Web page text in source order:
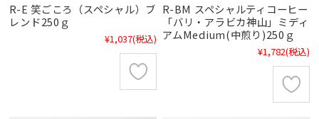
R-E 笑ごころ（スペシャル）ブ
レンド250ｇ
¥1,037(税込)
R-BM スペシャルティコーヒー
「バリ・アラビカ神山」ミディ
アムMedium(中煎り)250ｇ
¥1,782(税込)